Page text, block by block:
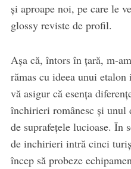
și aproape noi, pe care le
glossy reviste de profil.
Așa că, întors în țară, m-
rămas cu ideea unui
vă asigur că esența
închirieri românesc și
de suprafețele lucioase. În
de inchirieri intră cinci
încep să probeze